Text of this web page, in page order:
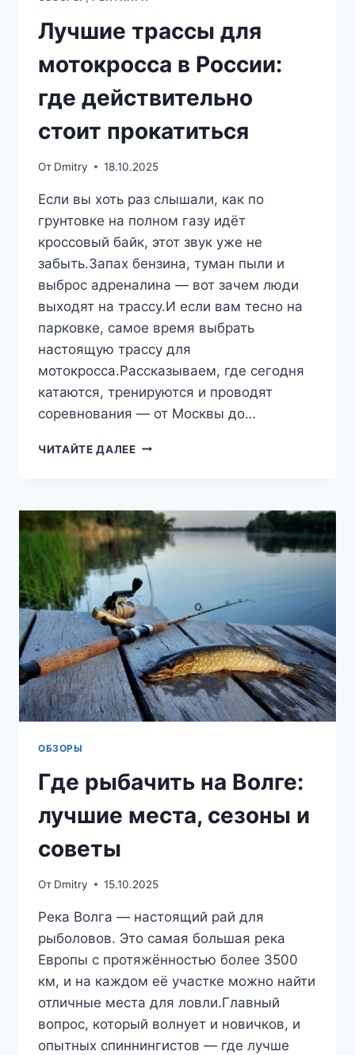
Лучшие трассы для
мотокросса в России:
где действительно
стоит прокатиться
От Dmitry 18.10.2025
Если вы хоть раз слышали, как по
грунтовке на полном газу идёт
кроссовый байк, этот звук уже не
забыть.Запах бензина, туман пыли и
выброс адреналина — вот зачем люди
выходят на трассу.И если вам тесно на
парковке, самое время выбрать
настоящую трассу для
мотокросса.Рассказываем, где сегодня
катаются, тренируются и проводят
соревнования — от Москвы до…
ЧИТАЙТЕ ДАЛЕЕЛУЧШИЕ
В
РОССИИ:
ГДЕ
ДЕЙСТВИТЕЛЬНО
СТОИТ
ПРОКАТИТЬСЯ
ОБЗОРЫ
Где рыбачить на Волге:
лучшие места, сезоны и
советы
От Dmitry 15.10.2025
Река Волга — настоящий рай для
рыболовов. Это самая большая река
Европы с протяжённостью более 3500
км, и на каждом её участке можно найти
отличные места для ловли.Главный
вопрос, который волнует и новичков, и
опытных спиннингистов — где лучше